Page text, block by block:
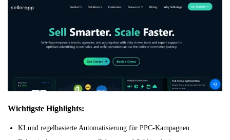
Wichtigste Highlights:
KI und regelbasierte Automatisierung für PPC-Kampagnen